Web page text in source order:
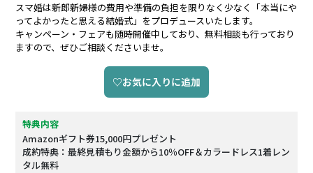
スマ婚は新郎新婦様の費用や準備の負担を限りなく少なく「本当にや
ってよかったと思える結婚式」をプロデュースいたします。
キャンペーン・フェアも随時開催中しており、無料相談も行っており
ますので、ぜひご相談くださいませ。
♡お気に入りに追加
特典内容
Amazonギフト券15,000円プレゼント
成約特典：最終見積もり金額から10％OFF＆カラードレス1着レン
タル無料